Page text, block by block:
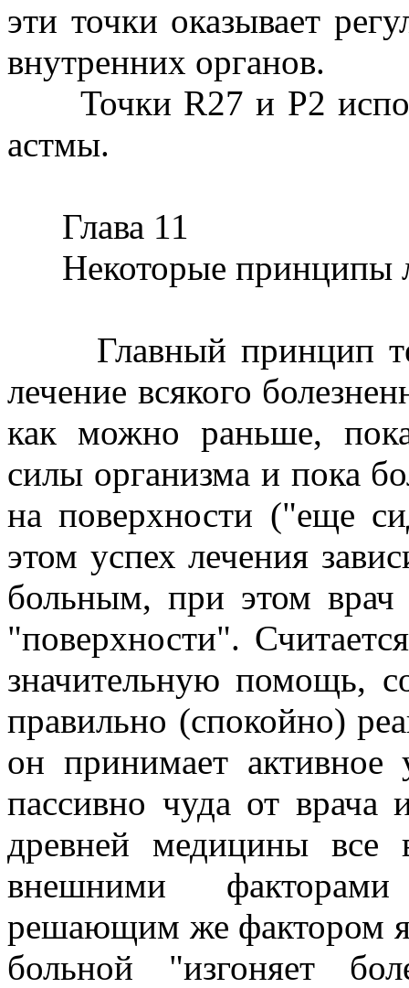
эти точки оказывает
внутренних органов.
Точки R27 и Р2
астмы.
Глава 11
Некоторые принципы
Главный принцип
лечение всякого
как можно раньше,
силы организма и пока
на поверхности ("еще
этом успех лечения
больным, при этом врач
"поверхности".
значительную помощь,
правильно (спокойно)
он принимает
пассивно чуда от врача
древней медицины все
внешними факторами
решающим же фактором
больной "изгоняет